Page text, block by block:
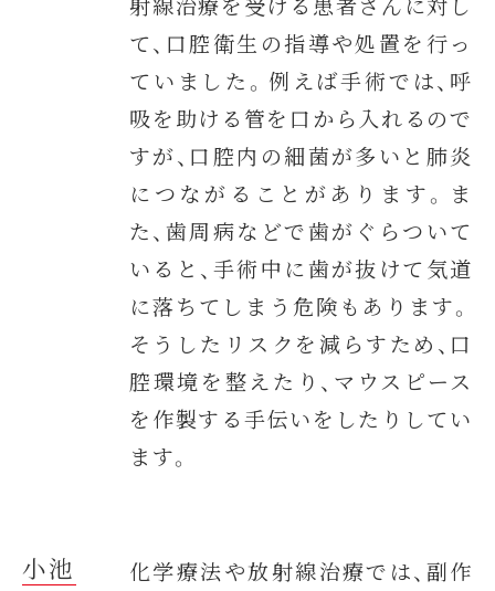
て、口腔衛生の指導や処置を行っ
ていました。例えば手術では、呼
吸を助ける管を口から入れるので
すが、口腔内の細菌が多いと肺炎
につながることがあります。ま
た、歯周病などで歯がぐらついて
いると、手術中に歯が抜けて気道
に落ちてしまう危険もあります。
そうしたリスクを減らすため、口
腔環境を整えたり、マウスピース
を作製する手伝いをしたりしてい
ます。
小池
化学療法や放射線治療では、副作